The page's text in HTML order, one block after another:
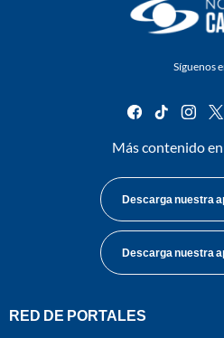
Síguenos
facebook
tiktok
Más contenido en
Descarga nuestra
Descarga nuestra
RED DE PORTALES